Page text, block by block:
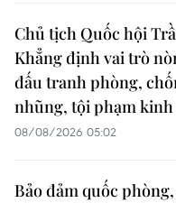
Chủ tịch Quốc hội
Khẳng định vai trò
đấu tranh phòng,
nhũng, tội phạm kinh
08/08/2026 05:02
Bảo đảm quốc